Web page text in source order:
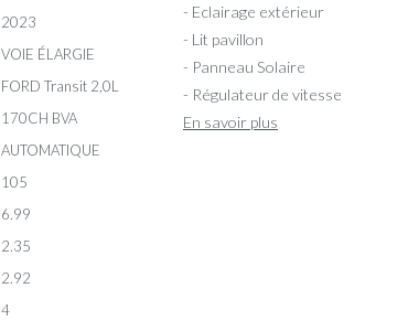
2023
VOIE ÉLARGIE
FORD Transit 2,0L
170CH BVA
AUTOMATIQUE
105
6.99
2.35
2.92
4
- Eclairage extérieur
- Lit pavillon
- Panneau Solaire
- Régulateur de vitesse
En savoir plus